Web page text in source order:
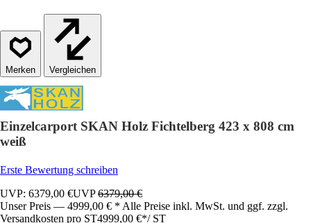
Vergleichen
Einzelcarport SKAN Holz Fichtelberg 423 x 808 cm
weiß
Erste Bewertung schreiben
UVP: 6379,00 €UVP6379,00 €
Unser Preis — 4999,00 € * Alle Preise inkl. MwSt. und ggf. zzgl.
Versandkosten pro ST4999,00 €*/ ST